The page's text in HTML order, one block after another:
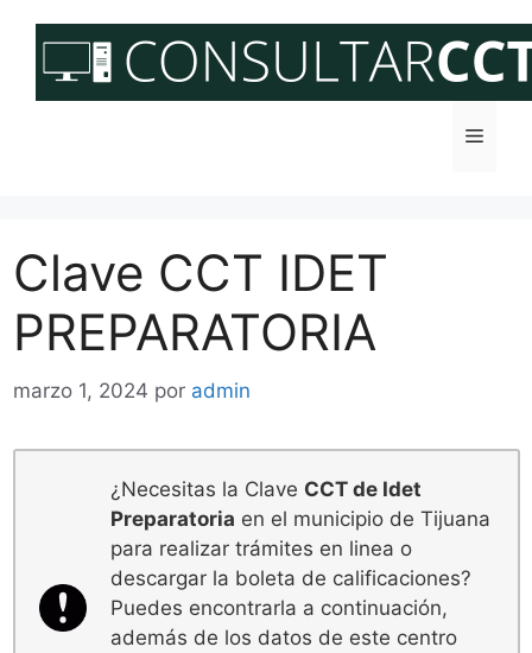
contenido
Menú
Clave CCT IDET
PREPARATORIA
marzo 1, 2024 por admin
¿Necesitas la Clave CCT de Idet
Preparatoria en el municipio de Tijuana
para realizar trámites en linea o
descargar la boleta de calificaciones?
Puedes encontrarla a continuación,
además de los datos de este centro